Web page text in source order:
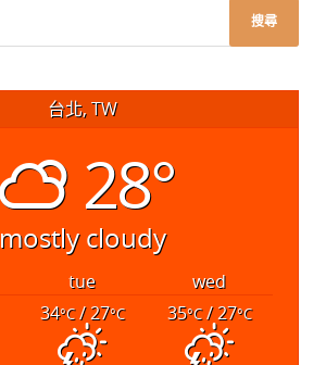
台北, TW
28°
mostly cloudy
tue
wed
34°C/ 27°C 35°C/ 27°C